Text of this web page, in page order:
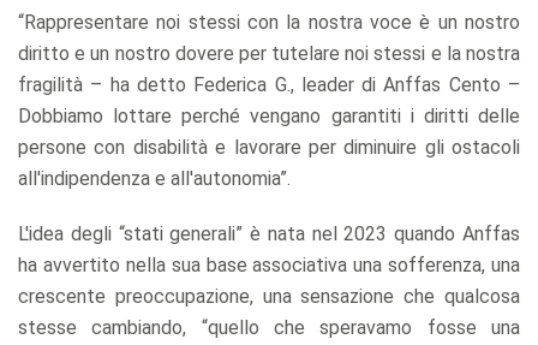
“Rappresentare noi stessi con la nostra voce è un nostro
diritto e un nostro dovere per tutelare noi stessi e la nostra
fragilità – ha detto Federica G., leader di Anffas Cento –
Dobbiamo lottare perché vengano garantiti i diritti delle
persone con disabilità e lavorare per diminuire gli ostacoli
all'indipendenza e all'autonomia”.
L'idea degli “stati generali” è nata nel 2023 quando Anffas
ha avvertito nella sua base associativa una sofferenza, una
crescente preoccupazione, una sensazione che qualcosa
stesse cambiando, “quello che speravamo fosse una